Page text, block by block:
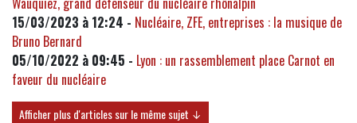
15/03/2023 à 12:24 - Nucléaire, ZFE, entreprises : la musique de
Bruno Bernard
05/10/2022 à 09:45 - Lyon : un rassemblement place Carnot en
faveur du nucléaire
Afficher plus d'articles sur le même sujet ↓